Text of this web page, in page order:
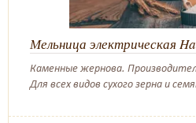
Мельница электрическая
Каменные жернова.
Для всех видов сухого зерна и